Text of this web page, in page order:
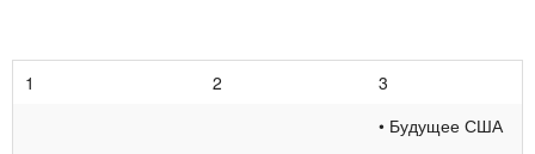
1 2 3
• Будущее США